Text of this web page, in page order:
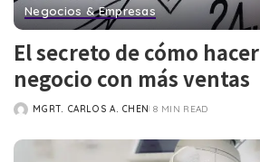
Negocios & Empresas
El secreto de cómo
negocio con más ventas
POSTED
MGRT. CARLOS A. CHEN 8 MIN READ